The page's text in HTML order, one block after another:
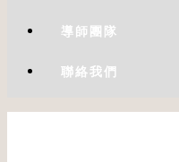
導師團隊
聯絡我們